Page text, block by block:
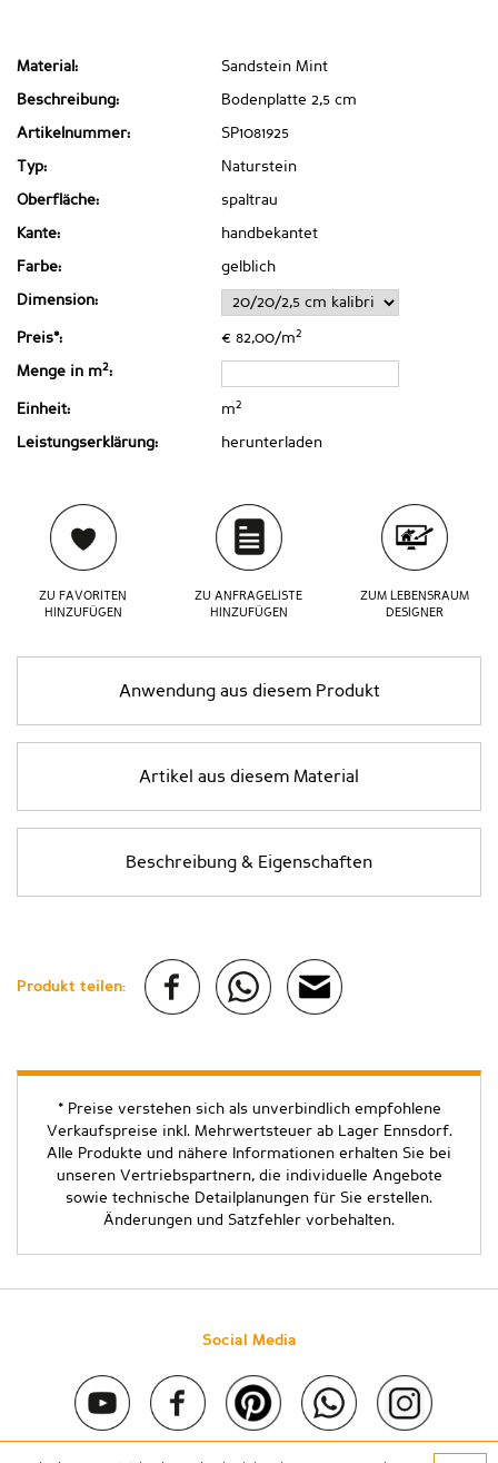
Material: Sandstein Mint
Beschreibung: Bodenplatte 2,5 cm
Artikelnummer: SP1081925
Typ: Naturstein
Oberfläche: spaltrau
Kante: handbekantet
Farbe: gelblich
Dimension:
Preis*: € 82,00/m2
Menge in m2:
Einheit: m2
Leistungserklärung: herunterladen
ZU FAVORITEN
HINZUFÜGEN
ZU ANFRAGELISTE
HINZUFÜGEN
ZUM LEBENSRAUM
DESIGNER
Anwendung aus diesem Produkt
Artikel aus diesem Material
Beschreibung & Eigenschaften
Produkt teilen:
* Preise verstehen sich als unverbindlich empfohlene
Verkaufspreise inkl. Mehrwertsteuer ab Lager Ennsdorf.
Alle Produkte und nähere Informationen erhalten Sie bei
unseren Vertriebspartnern, die individuelle Angebote
sowie technische Detailplanungen für Sie erstellen.
Änderungen und Satzfehler vorbehalten.
Social Media